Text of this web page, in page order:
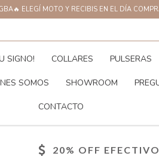
ELEGÍ MOTO Y RECIBIS EN EL DÍA
SIGNO! COLLARES PULSERAS
SOMOS SHOWROOM
CONTACTO
20% OFF EFECTIVO